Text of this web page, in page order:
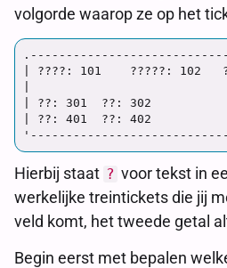
volgorde waarop ze op het
| ????: 101    ?????: 102
| ??: 301  ??: 302
| ??: 401  ??: 402
Hierbij staat ? voor tekst in
werkelijke treintickets die jij
veld komt, het tweede getal
Begin eerst met bepalen